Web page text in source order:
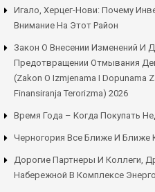
Игало, Херцег-Нови: Почему
Внимание На Этот Район
Закон О Внесении Изменений И
Предотвращении Отмывания
(Zakon O Izmjenama I Dopunama
Finansiranja Terorizma) 2026
Время Года – Когда Покупать
Черногория Все Ближе И Ближе
Дорогие Партнеры И Коллеги,
Набережной В Комплексе